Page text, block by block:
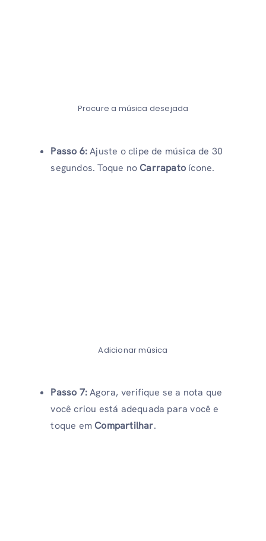
Procure a música desejada
Passo 6:Ajuste o clipe de música de 30
segundos. Toque noCarrapato ícone.
Adicionar música
Passo 7:Agora, verifique se a nota que
você criou está adequada para você e
toque emCompartilhar.